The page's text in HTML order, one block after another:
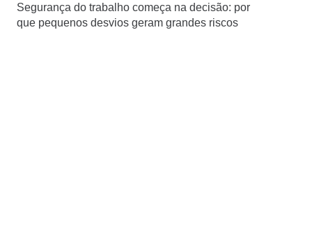
Segurança do trabalho começa na decisão: por
que pequenos desvios geram grandes riscos